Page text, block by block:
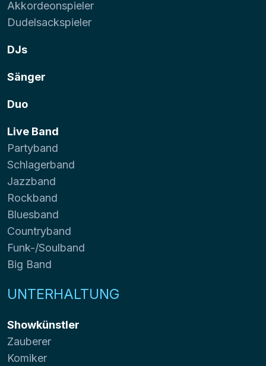
Akkordeonspieler
Dudelsackspieler
DJs
Sänger
Duo
Live Band
Partyband
Schlagerband
Jazzband
Rockband
Bluesband
Countryband
Funk-/Soulband
Big Band
UNTERHALTUNG
Showkünstler
Zauberer
Komiker